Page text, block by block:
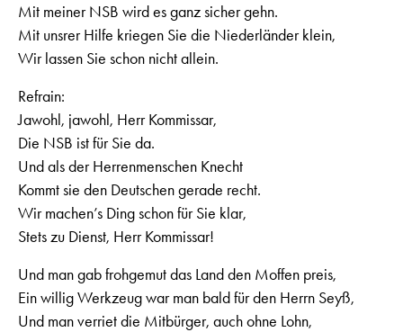
Mit meiner NSB wird es ganz sicher gehn.
Mit unsrer Hilfe kriegen Sie die Niederländer klein,
Wir lassen Sie schon nicht allein.
Refrain:
Jawohl, jawohl, Herr Kommissar,
Die NSB ist für Sie da.
Und als der Herrenmenschen Knecht
Kommt sie den Deutschen gerade recht.
Wir machen’s Ding schon für Sie klar,
Stets zu Dienst, Herr Kommissar!
Und man gab frohgemut das Land den Moffen preis,
Ein willig Werkzeug war man bald für den Herrn Seyß,
Und man verriet die Mitbürger, auch ohne Lohn,